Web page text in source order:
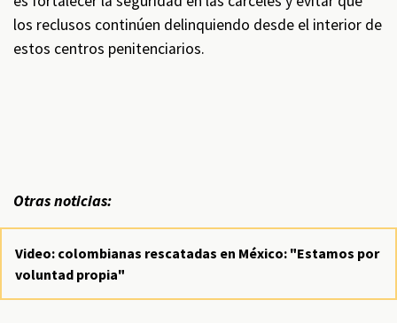
los reclusos continúen delinquiendo desde el interior de
estos centros penitenciarios.
Otras noticias:
Video: colombianas rescatadas en México: "Estamos por
voluntad propia"